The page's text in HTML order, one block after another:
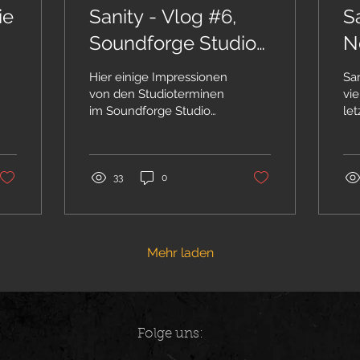
sanity6/schattensymphonie-
Sanity - Vlog #6,
Soundforge Studio
2018, Aufnahmen
für Revelation
Hier einige Impressionen
von den Studioterminen
im Soundforge Studio
33 0
Mehr laden
Folge uns: